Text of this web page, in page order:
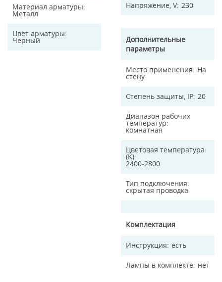
Материал арматуры
Металл
Цвет арматуры
Черный
Напряжение, V 230
Дополнительные
параметры
Место применения На
стену
Степень защиты, IP 20
Диапазон рабочих
температур
комнатная
Цветовая температура
(K)
2400-2800
Тип подключения
скрытая проводка
Комплектация
Инструкция есть
Лампы в комплекте нет